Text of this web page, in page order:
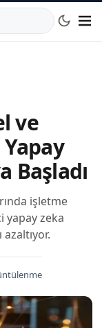
TRTelefon:0850
ve
Başladı
işletme
yapay zeka
azaltıyor.